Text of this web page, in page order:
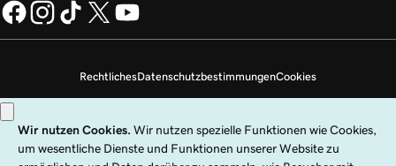
RechtlichesDatenschutzbestimmungenCookies
Copyright © 1999 – 2026 GoDaddy Operating Company, LLC. Alle Rechte
vorbehalten. Die Wortmarke GoDaddy ist eine eingetragene Marke von